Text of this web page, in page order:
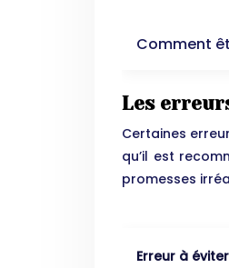
Comment
Les
Certaines
qu’il est
promesses
Erreur à éviter